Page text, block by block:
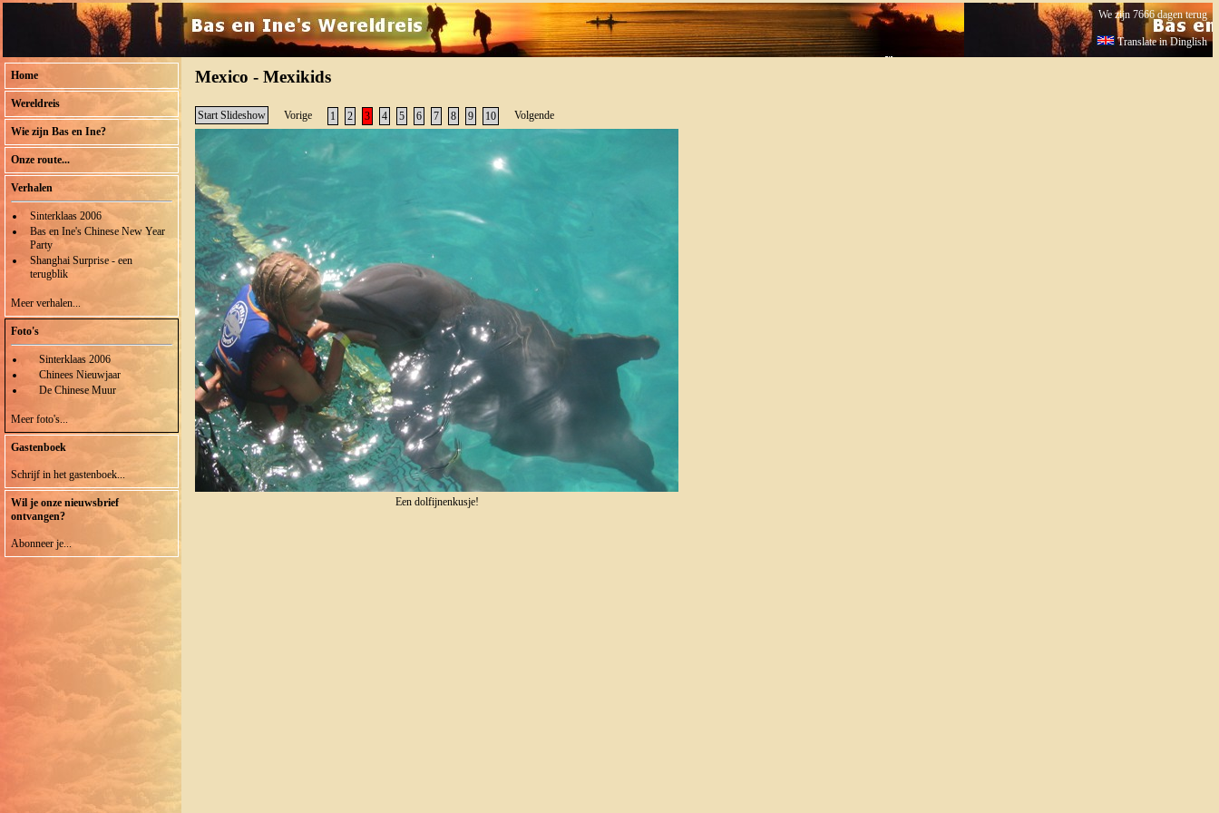
We zijn 7666 dagen terug
Translate in Dinglish
Home
Wereldreis
Wie zijn Bas en Ine?
Onze route...
Verhalen
Sinterklaas 2006
Bas en Ine's Chinese New Year
Party
Shanghai Surprise - een
terugblik
Meer verhalen...
Foto's
Sinterklaas 2006
Chinees Nieuwjaar
De Chinese Muur
Meer foto's...
Gastenboek
Schrijf in het gastenboek...
Wil je onze nieuwsbrief
ontvangen?
Abonneer je...
Mexico - Mexikids
Start Slideshow Vorige 1 2 3 4 5 6 7 8 9 10 Volgende
Een dolfijnenkusje!